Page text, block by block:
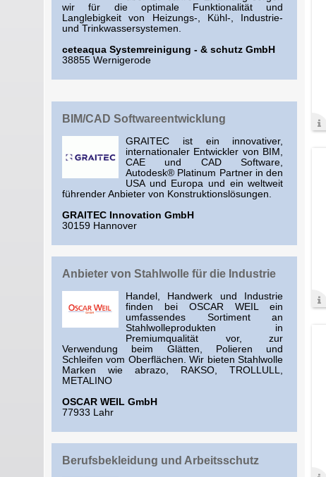
wir für die optimale Funktionalität und
Langlebigkeit von Heizungs-, Kühl-, Industrie-
und Trinkwassersystemen.
ceteaqua Systemreinigung - & schutz GmbH
38855 Wernigerode
BIM/CAD Softwareentwicklung
GRAITEC ist ein innovativer,
internationaler Entwickler von BIM,
CAE und CAD Software,
Autodesk® Platinum Partner in den
USA und Europa und ein weltweit
führender Anbieter von Konstruktionslösungen.
GRAITEC Innovation GmbH
30159 Hannover
Anbieter von Stahlwolle für die Industrie
Handel, Handwerk und Industrie
finden bei OSCAR WEIL ein
umfassendes Sortiment an
Stahlwolleprodukten in
Premiumqualität vor, zur
Verwendung beim Glätten, Polieren und
Schleifen vom Oberflächen. Wir bieten Stahlwolle
Marken wie abrazo, RAKSO, TROLLULL,
METALINO
OSCAR WEIL GmbH
77933 Lahr
Berufsbekleidung und Arbeitsschutz